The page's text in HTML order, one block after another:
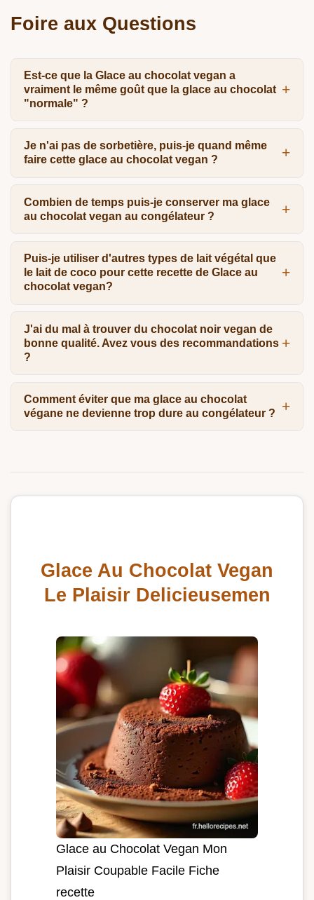
Foire aux Questions
Est-ce que la Glace au chocolat vegan a
vraiment le même goût que la glace au chocolat
"normale" ?
Je n'ai pas de sorbetière, puis-je quand même
faire cette glace au chocolat vegan ?
Combien de temps puis-je conserver ma glace
au chocolat vegan au congélateur ?
Puis-je utiliser d'autres types de lait végétal que
le lait de coco pour cette recette de Glace au
chocolat vegan?
J'ai du mal à trouver du chocolat noir vegan de
bonne qualité. Avez vous des recommandations
?
Comment éviter que ma glace au chocolat
végane ne devienne trop dure au congélateur ?
Glace Au Chocolat Vegan
Le Plaisir Delicieusemen
Glace au Chocolat Vegan Mon
Plaisir Coupable Facile Fiche
recette